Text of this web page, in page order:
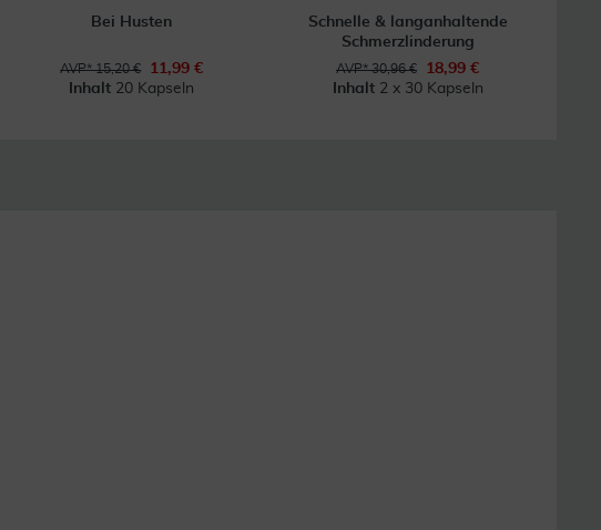
Bei Husten
AVP* 15,20 €
11,99 €
Inhalt 20 Kapseln
Schnelle & langanhaltende
Schmerzlinderung
AVP* 30,96 €
18,99 €
Inhalt 2 x 30 Kapseln